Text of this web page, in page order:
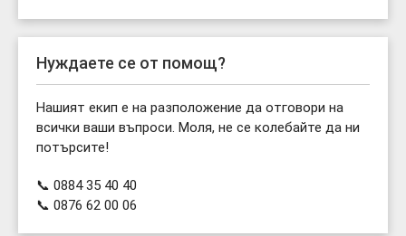
Нуждаете се от помощ?
Нашият екип е на разположение да отговори на
всички ваши въпроси. Моля, не се колебайте да ни
потърсите!
📞 0884 35 40 40
📞 0876 62 00 06